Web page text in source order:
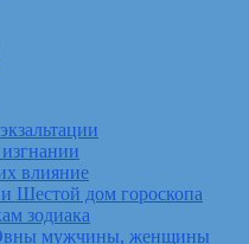
влияние
Шестой дом гороскопа
зодиака
мужчины, женщины